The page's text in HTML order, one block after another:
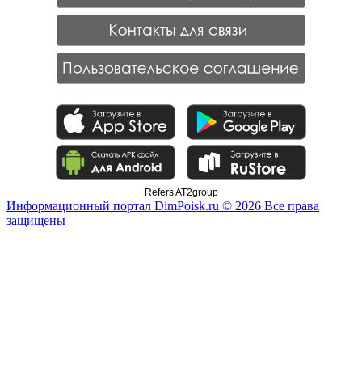
Refers AT2group
Информационный портал DimPoisk.ru © 2026 Все права
защищены